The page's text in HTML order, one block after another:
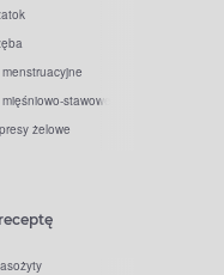
stawowe
żelowe